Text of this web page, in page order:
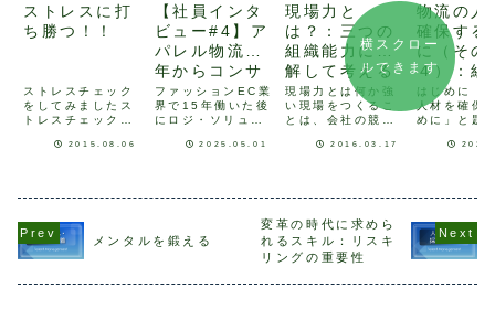
ストレスに打
ち勝つ！！
ストレスチェック
をしてみましたス
トレスチェック制
２月より、従業員
スチェックをスタ
ートしている企業
も多いことでしょ
う。私の職場でも
2015.08.06
【社員インタ
ビュー#4】ア
パレル物流15
年からコンサ
ルの世界へ
——不安だら
けの転職が“刺
激だらけ”に変
ファッションEC業
界で15年働いた後
にロジ・ソリュー
倉持さん。常にチ
は、多種多様な経
歴の人材が集まっ
ていることだとい
います。アパレル
2025.05.01
現場力と
は？：三つの
組織能力に分
解して考える
現場力とは何か強
い現場をつくるこ
とは、会社の競争
要なことです。皆
とと思います。ど
の現場が強く良い
現場か？ また、
自分の現場は弱い
2016.03.17
物流の人
確保する
に（その
４）：組
あり方に
て
はじめに「
人材を確保
めに」と題
って連載し
エンゲージ
です。その
ージメント
るためには
横スクロー
ルできます
メンタルを鍛える
変革の時代に求めら
れるスキル：リスキ
リングの重要性